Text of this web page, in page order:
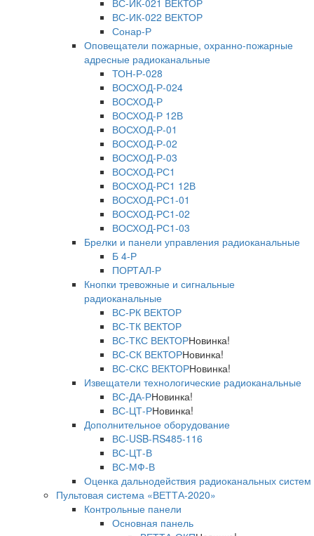
ВС-ИК-021 ВЕКТОР
ВС-ИК-022 ВЕКТОР
Сонар-Р
Оповещатели пожарные, охранно-пожарные
адресные радиоканальные
ТОН-Р-028
ВОСХОД-Р-024
ВОСХОД-Р
ВОСХОД-Р 12В
ВОСХОД-Р-01
ВОСХОД-Р-02
ВОСХОД-Р-03
ВОСХОД-РС1
ВОСХОД-РС1 12В
ВОСХОД-РС1-01
ВОСХОД-РС1-02
ВОСХОД-РС1-03
Брелки и панели управления радиоканальные
Б 4-Р
ПОРТАЛ-Р
Кнопки тревожные и сигнальные
радиоканальные
ВС-РК ВЕКТОР
ВС-ТК ВЕКТОР
ВС-ТКС ВЕКТОРНовинка!
ВС-СК ВЕКТОРНовинка!
ВС-СКС ВЕКТОРНовинка!
Извещатели технологические радиоканальные
ВС-ДА-РНовинка!
ВС-ЦТ-РНовинка!
Дополнительное оборудование
ВС-USB-RS485-116
ВС-ЦТ-В
ВС-МФ-В
Оценка дальнодействия радиоканальных систем
Пультовая система «ВЕТТА-2020»
Контрольные панели
Основная панель